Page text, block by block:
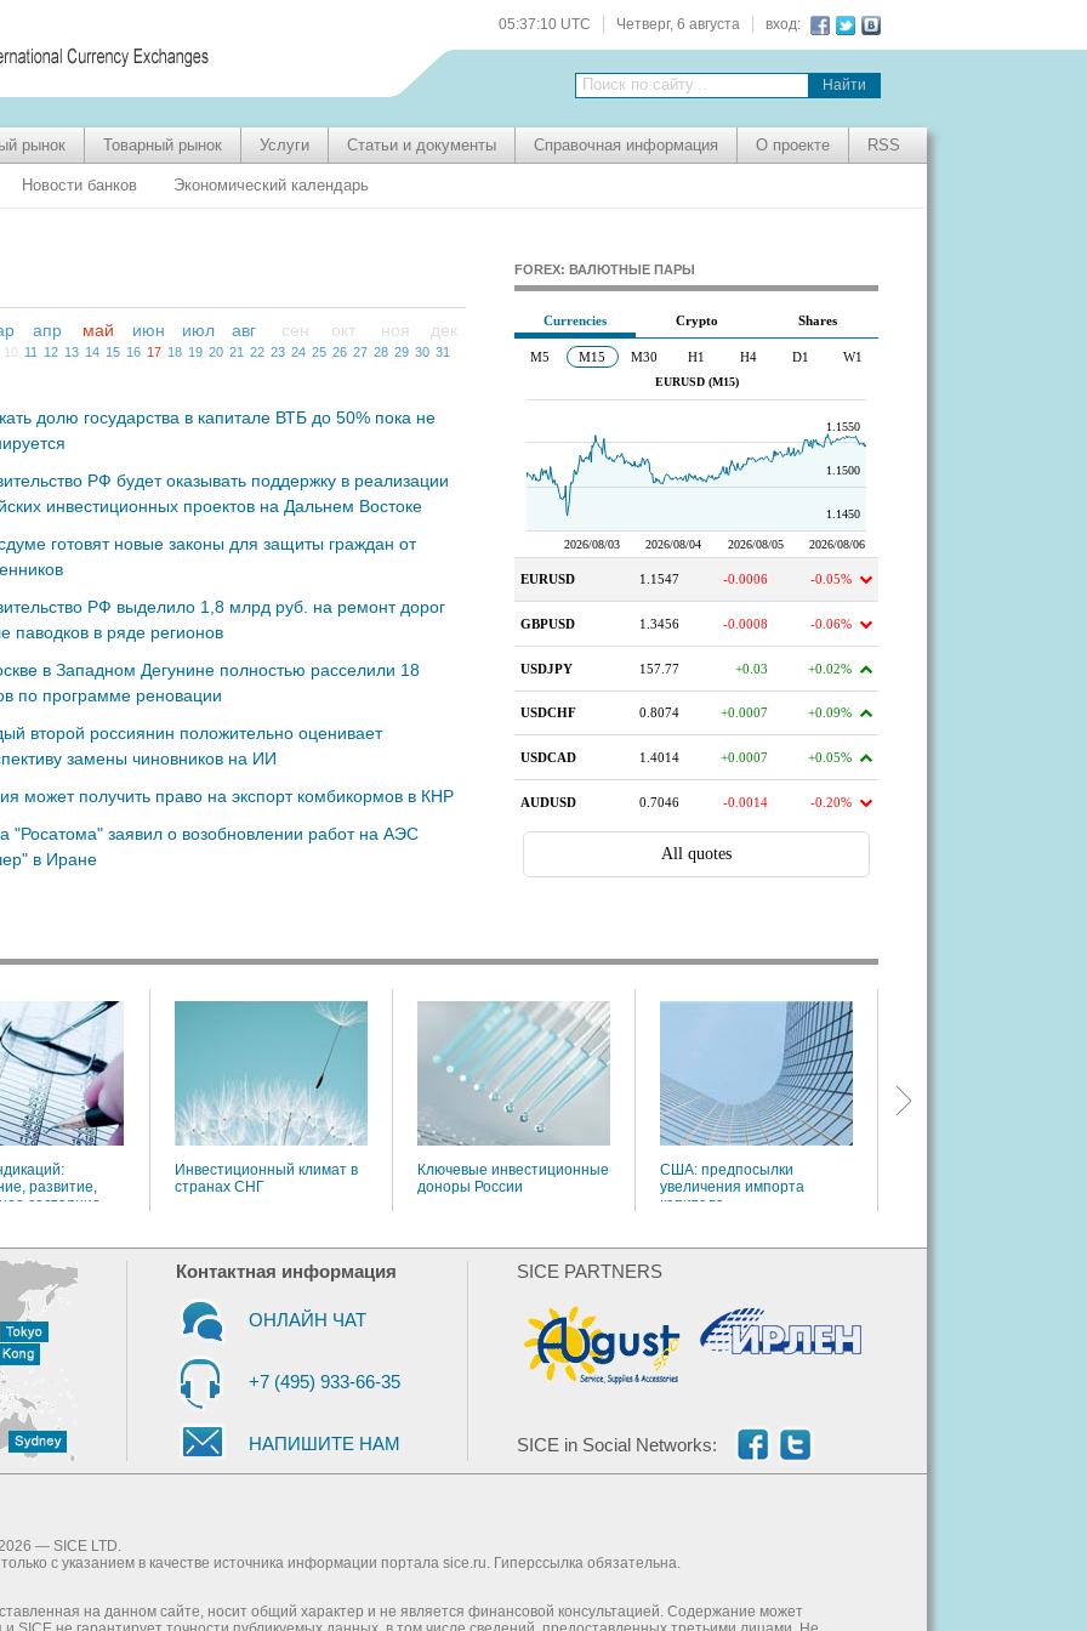
05:37:10 UTC Четверг, 6 августа вход:
Поиск по сайту...
рынок Товарный рынок Услуги Статьи и документы Справочная информация О проекте RSS
Новости банков Экономический календарь
апр май июн июл авг сен окт ноя дек
10 11 12 13 14 15 16 17 18 19 20 21 22 23 24 25 26 27 28 29 30 31
долю государства в капитале ВТБ до 50% пока не
РФ будет оказывать поддержку в реализации
инвестиционных проектов на Дальнем Востоке
готовят новые законы для защиты граждан от
РФ выделило 1,8 млрд руб. на ремонт дорог
паводков в ряде регионов
в Западном Дегунине полностью расселили 18
по программе реновации
второй россиянин положительно оценивает
замены чиновников на ИИ
может получить право на экспорт комбикормов в КНР
"Росатома" заявил о возобновлении работ на АЭС
в Иране
FOREX: ВАЛЮТНЫЕ ПАРЫ
развитие,
состояние
Инвестиционный климат в
странах СНГ
Ключевые инвестиционные
доноры России
США: предпосылки
увеличения импорта
капитала
Контактная информация
ОНЛАЙН ЧАТ
+7 (495) 933-66-35
НАПИШИТЕ НАМ
SICE PARTNERS
SICE in Social Networks:
— SICE LTD.
с указанием в качестве источника информации портала sice.ru. Гиперссылка обязательна.
на данном сайте, носит общий характер и не является финансовой консультацией. Содержание может